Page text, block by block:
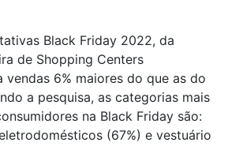
Black Friday 2022, da
de Shopping Centers
vendas 6% maiores do que as do
a pesquisa, as categorias mais
na Black Friday são:
(67%) e vestuário